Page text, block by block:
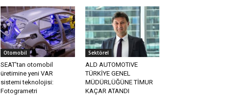
Otomobil
SEAT’tan otomobil
üretimine yeni VAR
sistemi teknolojisi:
Fotogrametri
Sektörel
ALD AUTOMOTIVE
TÜRKİYE GENEL
MÜDÜRLÜĞÜNE TİMUR
KAÇAR ATANDI